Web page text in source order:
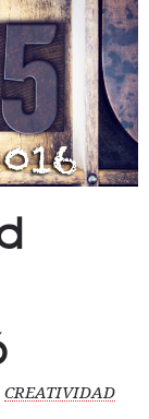
CREATIVIDAD